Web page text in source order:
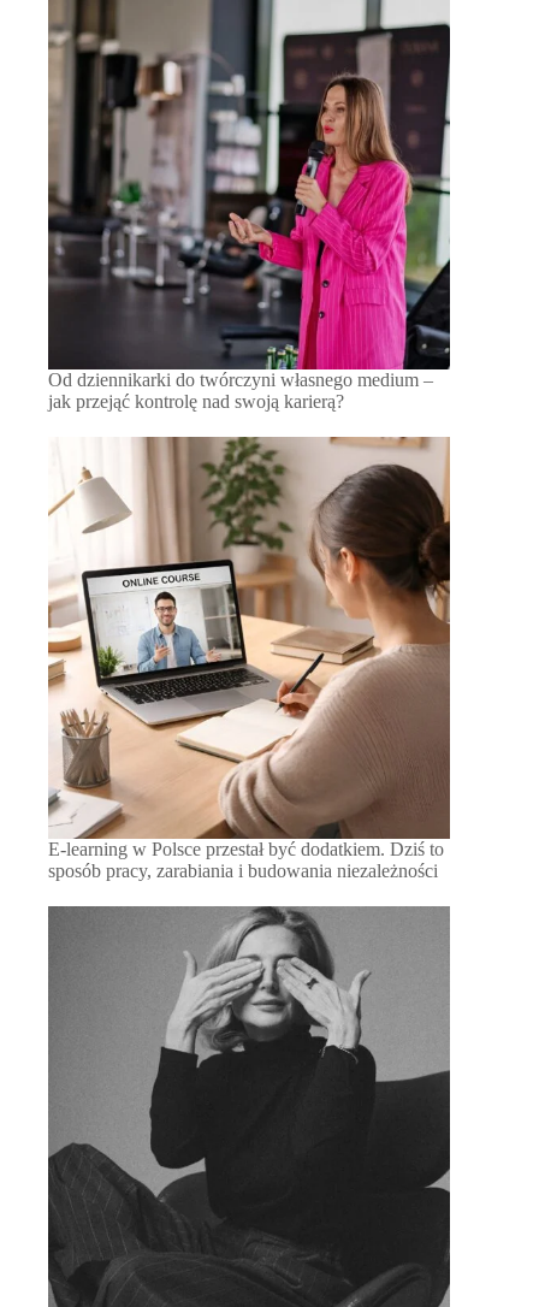
Od dziennikarki do twórczyni własnego medium –
jak przejąć kontrolę nad swoją karierą?
E-learning w Polsce przestał być dodatkiem. Dziś to
sposób pracy, zarabiania i budowania niezależności